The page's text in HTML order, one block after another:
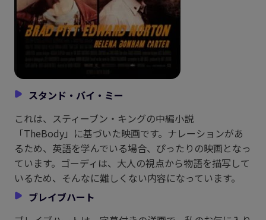
スタンド・バイ・ミー
これは、スティーブン・キングの中編小説
「TheBody」に基づいた映画です。ナレーションがあ
るため、英語を学んでいる場合、ぴったりの映画となっ
ています。ゴーディは、大人の視点から物語を描写して
いるため、そんなに難しくない内容になっています。
ブレイブハート